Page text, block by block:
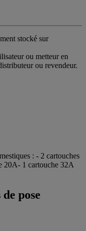
stocké sur
ou metteur en
ou revendeur.
: - 2 cartouches
20A- 1 cartouche 32A
pose